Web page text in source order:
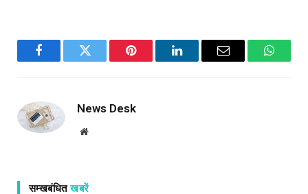
FacebookTwitter Pinterest LinkedInEmail
News Desk
Website
सम्खबंधितखबरें